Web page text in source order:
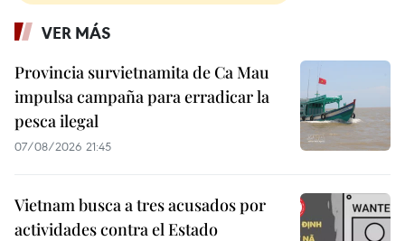
VER MÁS
Provincia survietnamita de Ca Mau
impulsa campaña para erradicar la
pesca ilegal
07/08/2026 21:45
Vietnam busca a tres acusados por
actividades contra el Estado